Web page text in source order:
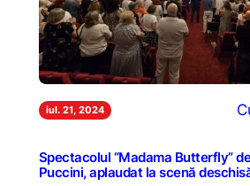
iul. 21, 2024
Spectacolul “Madama Butterfly”
Puccini, aplaudat la scenă